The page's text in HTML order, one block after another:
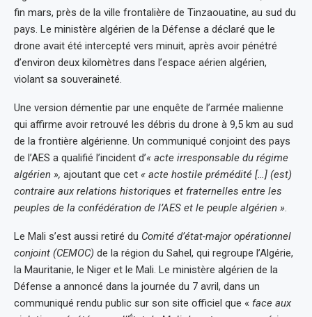
fin mars, près de la ville frontalière de Tinzaouatine, au sud du
pays. Le ministère algérien de la Défense a déclaré que le
drone avait été intercepté vers minuit, après avoir pénétré
d’environ deux kilomètres dans l’espace aérien algérien,
violant sa souveraineté.
Une version démentie par une enquête de l’armée malienne
qui affirme avoir retrouvé les débris du drone à 9,5 km au sud
de la frontière algérienne. Un communiqué conjoint des pays
de l’AES a qualifié l’incident d’« acte irresponsable du régime
algérien », ajoutant que cet « acte hostile prémédité […] (est)
contraire aux relations historiques et fraternelles entre les
peuples de la confédération de l’AES et le peuple algérien ».
Le Mali s’est aussi retiré du Comité d’état-major opérationnel
conjoint (CEMOC) de la région du Sahel, qui regroupe l’Algérie,
la Mauritanie, le Niger et le Mali. Le ministère algérien de la
Défense a annoncé dans la journée du 7 avril, dans un
communiqué rendu public sur son site officiel que « face aux